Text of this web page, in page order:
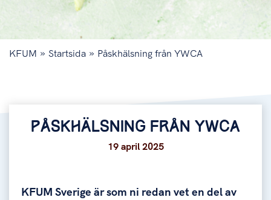
KFUM » Startsida » Påskhälsning från YWCA
PÅSKHÄLSNING FRÅN YWCA
19 april 2025
KFUM Sverige är som ni redan vet en del av